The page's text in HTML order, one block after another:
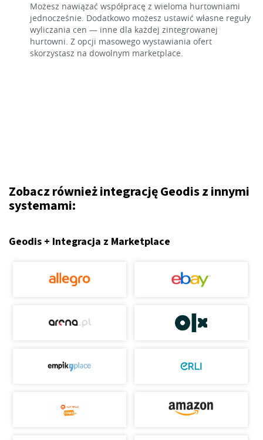
Możesz nawiązać współpracę z wieloma hurtowniami
jednocześnie. Dodatkowo możesz ustawić własne reguły
wyliczania cen — inne dla każdej zintegrowanej
hurtowni. Z opcji masowego wystawiania ofert
skorzystasz na dowolnym marketplace.
Zobacz również integrację Geodis z innymi
systemami:
Geodis + Integracja z Marketplace